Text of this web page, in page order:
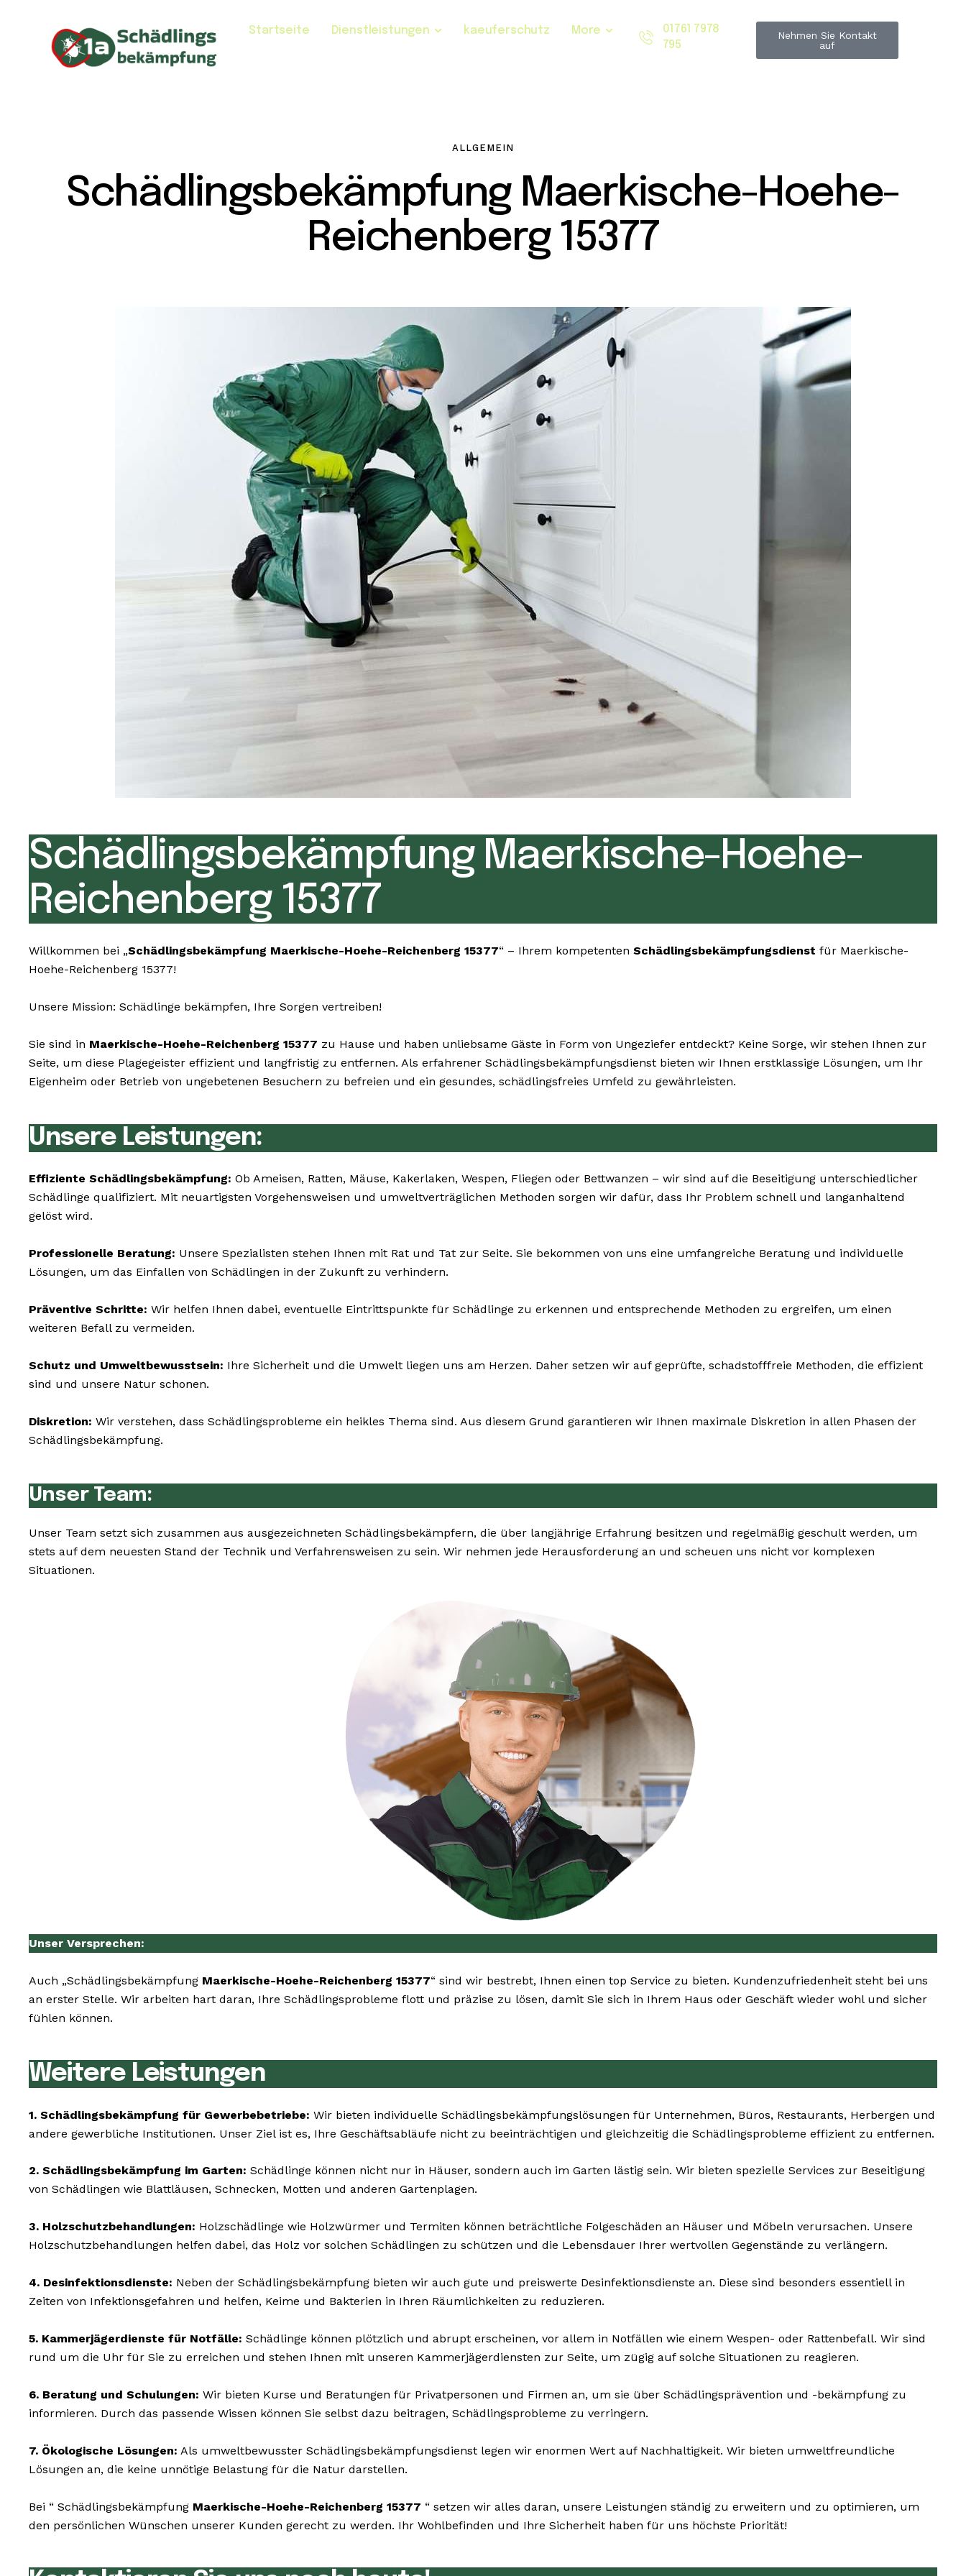
Startseite Dienstleistungen kaeuferschutz More
01761 7978
795
Nehmen Sie Kontakt
auf
ALLGEMEIN
Schädlingsbekämpfung Maerkische-Hoehe-
Reichenberg 15377
Schädlingsbekämpfung Maerkische-Hoehe-
Reichenberg 15377
Willkommen bei „Schädlingsbekämpfung Maerkische-Hoehe-Reichenberg 15377“ – Ihrem kompetenten Schädlingsbekämpfungsdienst für Maerkische-
Hoehe-Reichenberg 15377!
Unsere Mission: Schädlinge bekämpfen, Ihre Sorgen vertreiben!
Sie sind in Maerkische-Hoehe-Reichenberg 15377 zu Hause und haben unliebsame Gäste in Form von Ungeziefer entdeckt? Keine Sorge, wir stehen Ihnen zur
Seite, um diese Plagegeister effizient und langfristig zu entfernen. Als erfahrener Schädlingsbekämpfungsdienst bieten wir Ihnen erstklassige Lösungen, um Ihr
Eigenheim oder Betrieb von ungebetenen Besuchern zu befreien und ein gesundes, schädlingsfreies Umfeld zu gewährleisten.
Unsere Leistungen:
Effiziente Schädlingsbekämpfung: Ob Ameisen, Ratten, Mäuse, Kakerlaken, Wespen, Fliegen oder Bettwanzen – wir sind auf die Beseitigung unterschiedlicher
Schädlinge qualifiziert. Mit neuartigsten Vorgehensweisen und umweltverträglichen Methoden sorgen wir dafür, dass Ihr Problem schnell und langanhaltend
gelöst wird.
Professionelle Beratung: Unsere Spezialisten stehen Ihnen mit Rat und Tat zur Seite. Sie bekommen von uns eine umfangreiche Beratung und individuelle
Lösungen, um das Einfallen von Schädlingen in der Zukunft zu verhindern.
Präventive Schritte: Wir helfen Ihnen dabei, eventuelle Eintrittspunkte für Schädlinge zu erkennen und entsprechende Methoden zu ergreifen, um einen
weiteren Befall zu vermeiden.
Schutz und Umweltbewusstsein: Ihre Sicherheit und die Umwelt liegen uns am Herzen. Daher setzen wir auf geprüfte, schadstofffreie Methoden, die effizient
sind und unsere Natur schonen.
Diskretion: Wir verstehen, dass Schädlingsprobleme ein heikles Thema sind. Aus diesem Grund garantieren wir Ihnen maximale Diskretion in allen Phasen der
Schädlingsbekämpfung.
Unser Team:
Unser Team setzt sich zusammen aus ausgezeichneten Schädlingsbekämpfern, die über langjährige Erfahrung besitzen und regelmäßig geschult werden, um
stets auf dem neuesten Stand der Technik und Verfahrensweisen zu sein. Wir nehmen jede Herausforderung an und scheuen uns nicht vor komplexen
Situationen.
Unser Versprechen:
Auch „Schädlingsbekämpfung Maerkische-Hoehe-Reichenberg 15377“ sind wir bestrebt, Ihnen einen top Service zu bieten. Kundenzufriedenheit steht bei uns
an erster Stelle. Wir arbeiten hart daran, Ihre Schädlingsprobleme flott und präzise zu lösen, damit Sie sich in Ihrem Haus oder Geschäft wieder wohl und sicher
fühlen können.
Weitere Leistungen
1. Schädlingsbekämpfung für Gewerbebetriebe: Wir bieten individuelle Schädlingsbekämpfungslösungen für Unternehmen, Büros, Restaurants, Herbergen und
andere gewerbliche Institutionen. Unser Ziel ist es, Ihre Geschäftsabläufe nicht zu beeinträchtigen und gleichzeitig die Schädlingsprobleme effizient zu entfernen.
2. Schädlingsbekämpfung im Garten: Schädlinge können nicht nur in Häuser, sondern auch im Garten lästig sein. Wir bieten spezielle Services zur Beseitigung
von Schädlingen wie Blattläusen, Schnecken, Motten und anderen Gartenplagen.
3. Holzschutzbehandlungen: Holzschädlinge wie Holzwürmer und Termiten können beträchtliche Folgeschäden an Häuser und Möbeln verursachen. Unsere
Holzschutzbehandlungen helfen dabei, das Holz vor solchen Schädlingen zu schützen und die Lebensdauer Ihrer wertvollen Gegenstände zu verlängern.
4. Desinfektionsdienste: Neben der Schädlingsbekämpfung bieten wir auch gute und preiswerte Desinfektionsdienste an. Diese sind besonders essentiell in
Zeiten von Infektionsgefahren und helfen, Keime und Bakterien in Ihren Räumlichkeiten zu reduzieren.
5. Kammerjägerdienste für Notfälle: Schädlinge können plötzlich und abrupt erscheinen, vor allem in Notfällen wie einem Wespen- oder Rattenbefall. Wir sind
rund um die Uhr für Sie zu erreichen und stehen Ihnen mit unseren Kammerjägerdiensten zur Seite, um zügig auf solche Situationen zu reagieren.
6. Beratung und Schulungen: Wir bieten Kurse und Beratungen für Privatpersonen und Firmen an, um sie über Schädlingsprävention und -bekämpfung zu
informieren. Durch das passende Wissen können Sie selbst dazu beitragen, Schädlingsprobleme zu verringern.
7. Ökologische Lösungen: Als umweltbewusster Schädlingsbekämpfungsdienst legen wir enormen Wert auf Nachhaltigkeit. Wir bieten umweltfreundliche
Lösungen an, die keine unnötige Belastung für die Natur darstellen.
Bei “ Schädlingsbekämpfung Maerkische-Hoehe-Reichenberg 15377 “ setzen wir alles daran, unsere Leistungen ständig zu erweitern und zu optimieren, um
den persönlichen Wünschen unserer Kunden gerecht zu werden. Ihr Wohlbefinden und Ihre Sicherheit haben für uns höchste Priorität!